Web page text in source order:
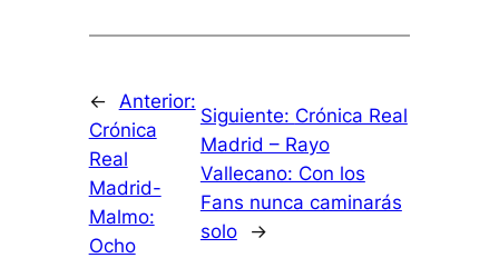
←
Anterior:
Crónica
Real
Madrid-
Malmo:
Ocho
Siguiente: Crónica Real
Madrid – Rayo
Vallecano: Con los
Fans nunca caminarás
solo
→